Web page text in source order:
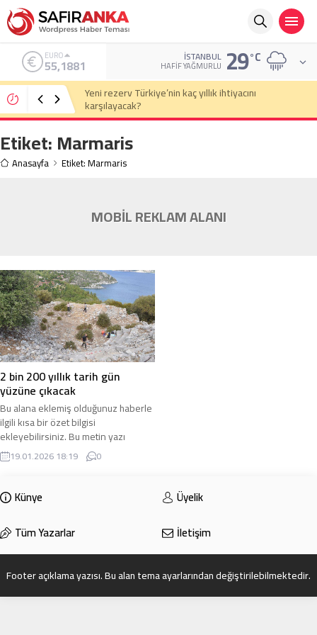
EURO
55,1881 İSTANBUL
HAFIF YAĞMURLU 29°C
Yeni rezerv Türkiye’nin kaç yıllık ihtiyacını
karşılayacak?
Etiket:Marmaris
Anasayfa Etiket: Marmaris
MOBİL REKLAM ALANI
2 bin 200 yıllık tarih gün
yüzüne çıkacak
Bu alana eklemiş olduğunuz haberle
ilgili kısa bir özet bilgisi
ekleyebilirsiniz. Bu metin yazı
düzenleme sayfasında “Özet”
bölümünden eklenebilir. Özet
olarak bu şekilde gösterilir,
eklenmemişse bu alan boş kalır.
19.01.2026 18:19 0
Künye
Üyelik
Tüm Yazarlar
İletişim
Footer açıklama yazısı. Bu alan tema ayarlarından değiştirilebilmektedir.